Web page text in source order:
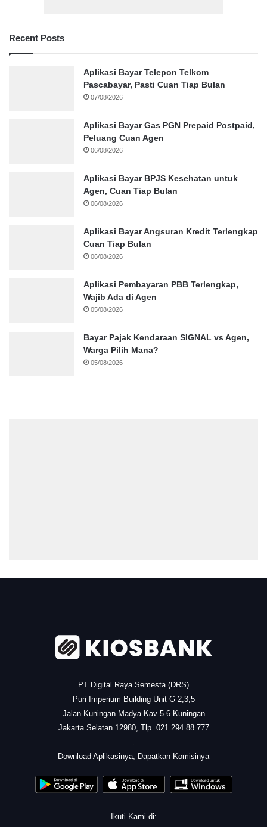
Recent Posts
Aplikasi Bayar Telepon Telkom
Pascabayar, Pasti Cuan Tiap Bulan
07/08/2026
Aplikasi Bayar Gas PGN Prepaid Postpaid,
Peluang Cuan Agen
06/08/2026
Aplikasi Bayar BPJS Kesehatan untuk
Agen, Cuan Tiap Bulan
06/08/2026
Aplikasi Bayar Angsuran Kredit Terlengkap
Cuan Tiap Bulan
06/08/2026
Aplikasi Pembayaran PBB Terlengkap,
Wajib Ada di Agen
05/08/2026
Bayar Pajak Kendaraan SIGNAL vs Agen,
Warga Pilih Mana?
05/08/2026
PT Digital Raya Semesta (DRS)
Puri Imperium Building Unit G 2,3,5
Jalan Kuningan Madya Kav 5-6 Kuningan
Jakarta Selatan 12980, Tlp. 021 294 88 777
Download Aplikasinya, Dapatkan Komisinya
Ikuti Kami di: